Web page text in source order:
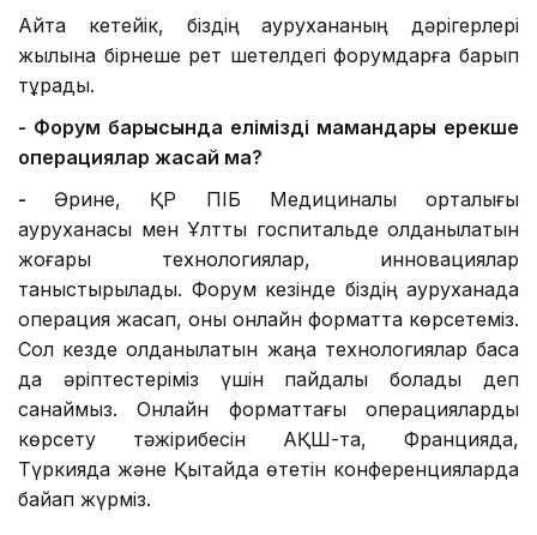
Айта кетейік, біздің аурухананың дәрігерлері
жылына бірнеше рет шетелдегі форумдарға барып
тұрады.
- Форум барысында еліміздің мамандары ерекше
операциялар жасай ма?
- Әрине, ҚР ПІБ Медициналық орталығы
ауруханасы мен Ұлттық госпитальде қолданылатын
жоғары технологиялар, инновациялар
таныстырылады. Форум кезінде біздің ауруханада
операция жасап, оны онлайн форматта көрсетеміз.
Сол кезде қолданылатын жаңа технологиялар басқа
да әріптестеріміз үшін пайдалы болады деп
санаймыз. Онлайн форматтағы операцияларды
көрсету тәжірибесін АҚШ-та, Францияда,
Түркияда және Қытайда өтетін конференцияларда
байқап жүрміз.